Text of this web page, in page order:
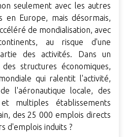
seulement avec les autres
en Europe, mais désormais,
de mondialisation, avec
au risque d'une
des activités. Dans un
structures économiques,
qui ralentit l'activité,
l'aéronautique locale, des
multiples établissements
des 25 000 emplois directs
d'emplois induits ?